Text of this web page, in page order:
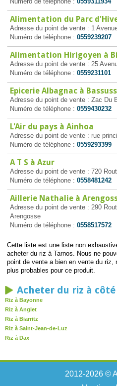
Alimentation du Parc
Adresse du point de vente : 1
Numéro de téléphone : 0559239207
Alimentation Hirigoyen à
Adresse du point de vente : 25
Numéro de téléphone : 0559231101
Epicerie Albagnac à
Adresse du point de vente : Zac Du
Numéro de téléphone : 0559430232
L'Air du pays à Ainhoa
Adresse du point de vente : rue
Numéro de téléphone : 0559293399
A T S à Azur
Adresse du point de vente : 720
Numéro de téléphone : 0558481242
Aillerie Nathalie à
Adresse du point de vente : 290
Arengosse
Numéro de téléphone : 0558517572
Cette liste est une liste non
acheter du riz à Tarnos. Nous ne
point de vente a bien en vente du
plus probables pour ce produit.
Acheter du riz à
Riz à Bayonne
Riz à Anglet
Riz à Biarritz
Riz à Saint-Jean-de-Luz
Riz à Dax
2012-2026 ©